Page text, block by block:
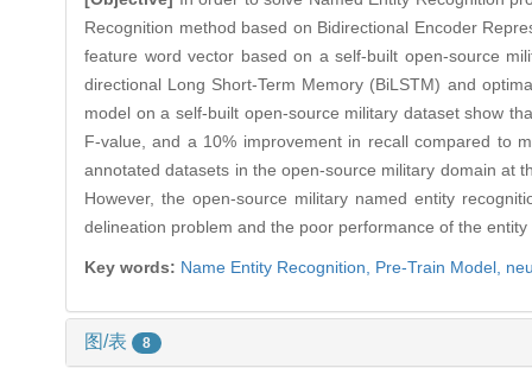
Recognition method based on Bidirectional Encoder
feature word vector based on a self-built open-source
directional Long Short-Term Memory (BiLSTM) and
model on a self-built open-source military dataset show
F-value, and a 10% improvement in recall compared to
annotated datasets in the open-source military domain at
However, the open-source military named entity
delineation problem and the poor performance of the
Key words: Name Entity Recognition, Pre-Train Model,
图/表 8